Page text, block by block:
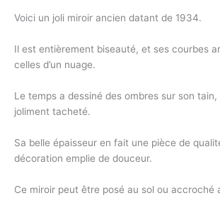
Voici un joli miroir ancien datant de 1934.
Il est entièrement biseauté, et ses courbes
celles d’un nuage.
Le temps a dessiné des ombres sur son
joliment tacheté.
Sa belle épaisseur en fait une pièce de
décoration emplie de douceur.
Ce miroir peut être posé au sol ou accroché